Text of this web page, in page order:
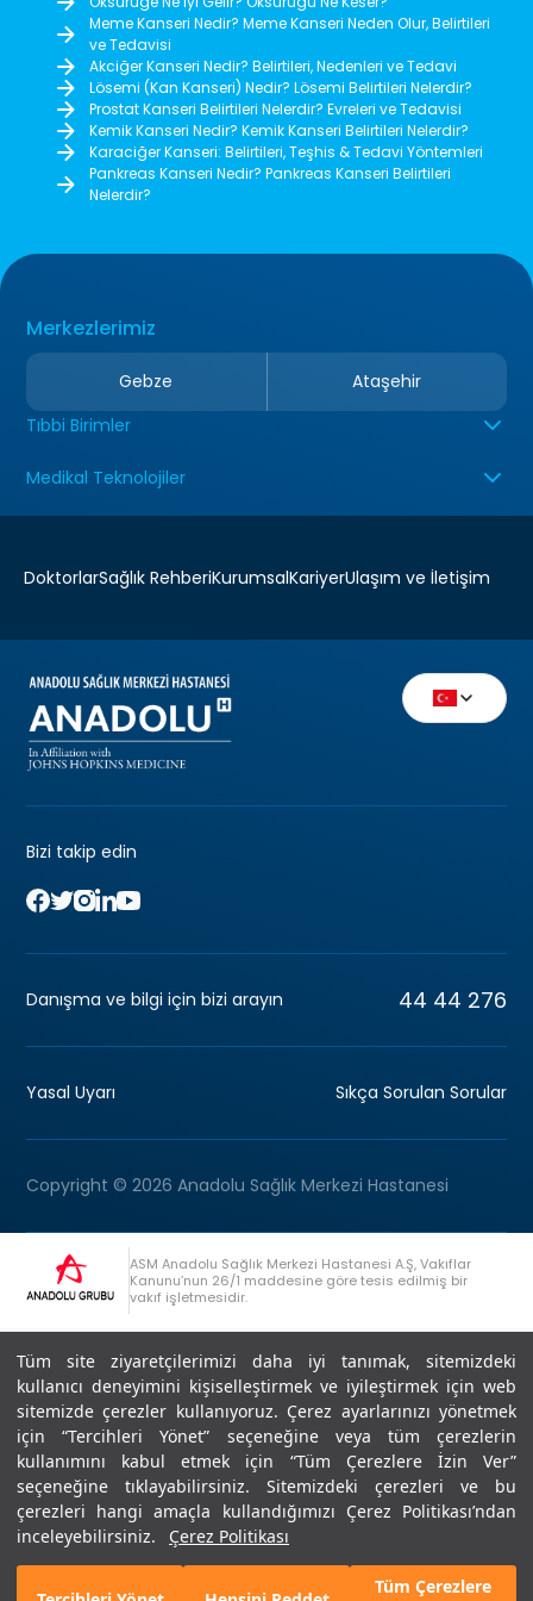
Tüm site ziyaretçilerimizi daha iyi tanımak, sitemizdeki
kullanıcı deneyimini kişiselleştirmek ve iyileştirmek için web
sitemizde çerezler kullanıyoruz. Çerez ayarlarınızı yönetmek
için “Tercihleri Yönet” seçeneğine veya tüm çerezlerin
kullanımını kabul etmek için “Tüm Çerezlere İzin Ver”
seçeneğine tıklayabilirsiniz. Sitemizdeki çerezleri ve bu
çerezleri hangi amaçla kullandığımızı Çerez Politikası’ndan
inceleyebilirsiniz.
Çerez Politikası
Tüm Çerezlere
Meme Kanseri Nedir? Meme Kanseri Neden Olur, Belirtileri
ve Tedavisi
Akciğer Kanseri Nedir? Belirtileri, Nedenleri ve Tedavi
Lösemi (Kan Kanseri) Nedir? Lösemi Belirtileri Nelerdir?
Prostat Kanseri Belirtileri Nelerdir? Evreleri ve Tedavisi
Kemik Kanseri Nedir? Kemik Kanseri Belirtileri Nelerdir?
Karaciğer Kanseri: Belirtileri, Teşhis & Tedavi Yöntemleri
Pankreas Kanseri Nedir? Pankreas Kanseri Belirtileri
Nelerdir?
Merkezlerimiz
Gebze
Ataşehir
Tıbbi Birimler
Medikal Teknolojiler
DoktorlarSağlık RehberiKurumsalKariyerUlaşım ve İletişim
Bizi takip edin
Danışma ve bilgi için bizi arayın 44 44 276
Yasal Uyarı Sıkça Sorulan Sorular
Copyright © 2026 Anadolu Sağlık Merkezi Hastanesi
ASM Anadolu Sağlık Merkezi Hastanesi A.Ş, Vakıflar
Kanunu’nun 26/1 maddesine göre tesis edilmiş bir
vakıf işletmesidir.
Anadolu Grubu Danışma Hattı +90 (262) 678 54 00
Son Güncellenme: 07.07.2026
Editör : Didem Akçay Göktepe | 44 44 276